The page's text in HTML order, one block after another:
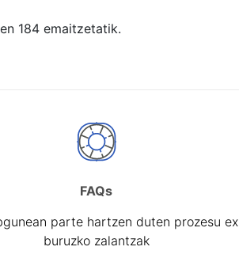
184 emaitzetatik.
FAQs
parte hartzen duten prozesu
buruzko zalantzak